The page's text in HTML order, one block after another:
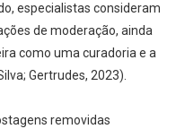
especialistas consideram
de moderação, ainda
como uma curadoria e a
Gertrudes, 2023).
removidas